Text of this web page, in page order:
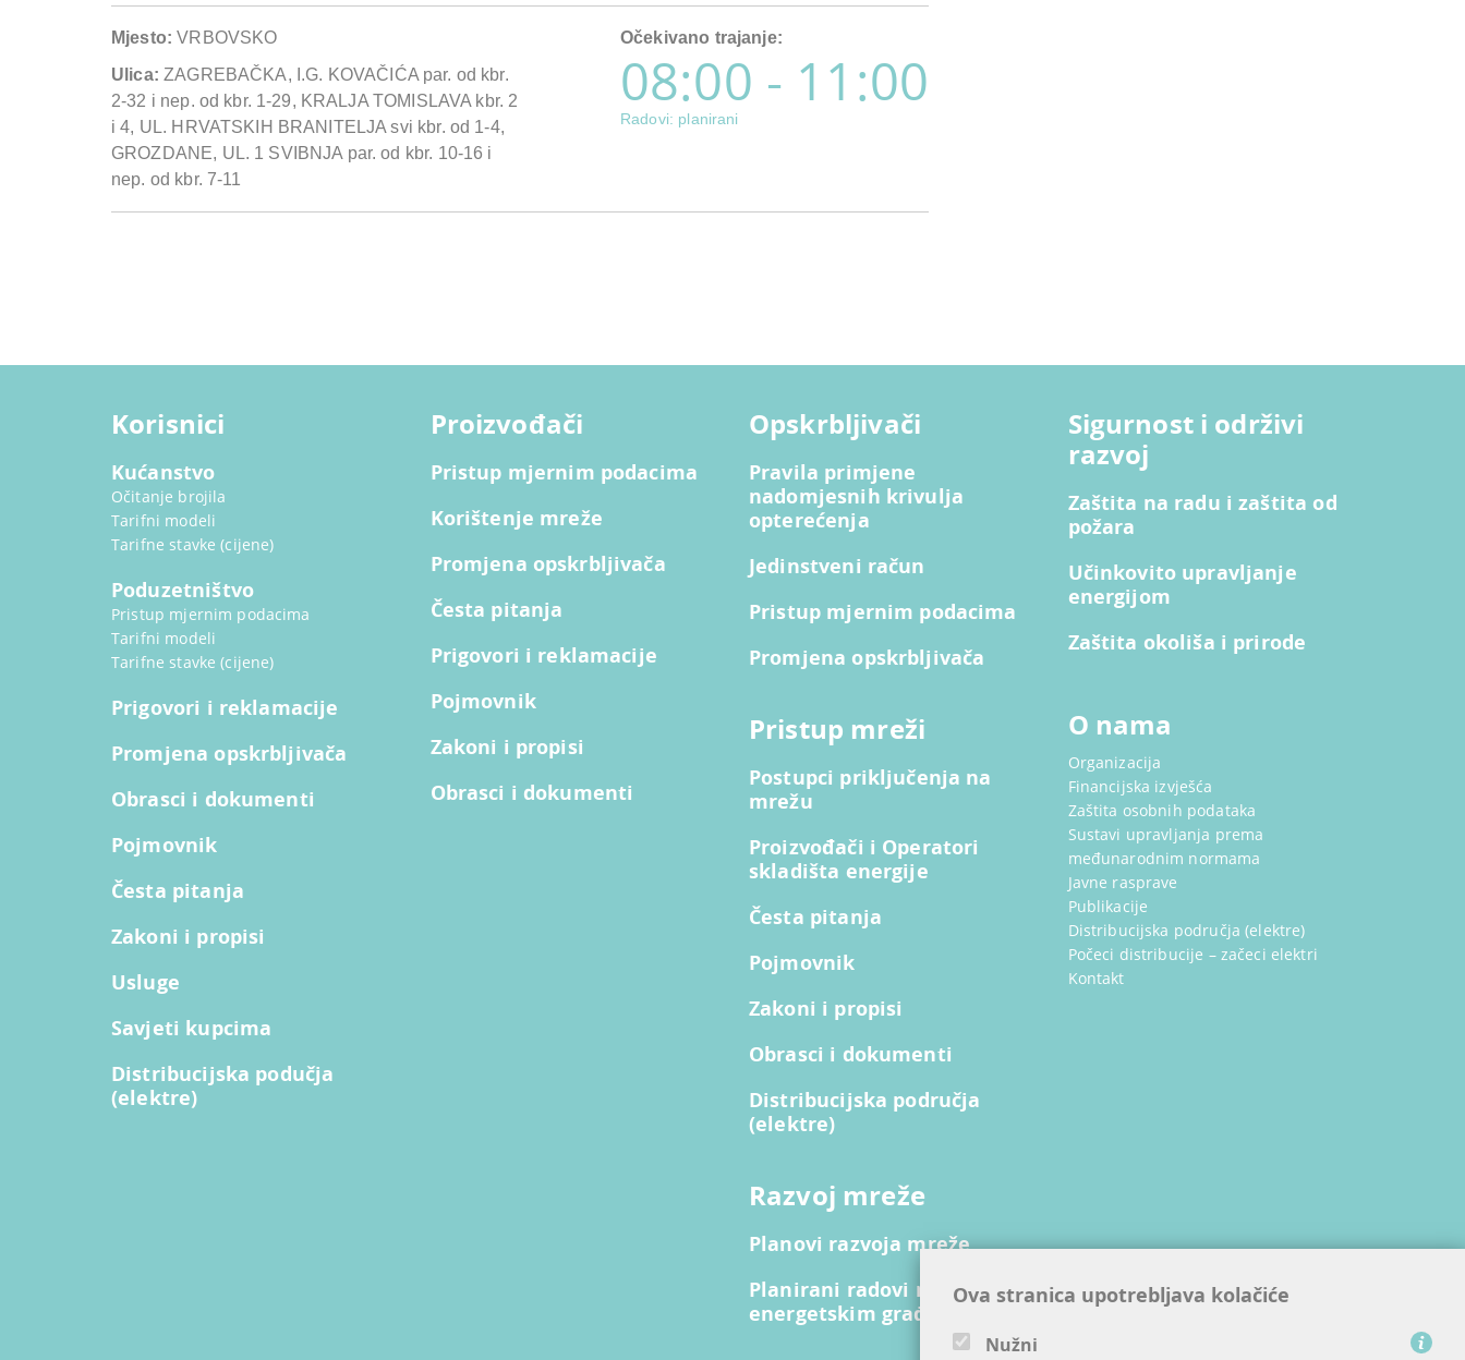
Mjesto: VRBOVSKO
Ulica: ZAGREBAČKA, I.G. KOVAČIĆA par. od kbr.
2-32 i nep. od kbr. 1-29, KRALJA TOMISLAVA kbr. 2
i 4, UL. HRVATSKIH BRANITELJA svi kbr. od 1-4,
GROZDANE, UL. 1 SVIBNJA par. od kbr. 10-16 i
nep. od kbr. 7-11
Očekivano trajanje:
08:00 - 11:00
Radovi: planirani
Korisnici
Kućanstvo
Očitanje brojila
Tarifni modeli
Tarifne stavke (cijene)
Poduzetništvo
Pristup mjernim podacima
Tarifni modeli
Tarifne stavke (cijene)
Prigovori i reklamacije
Promjena opskrbljivača
Obrasci i dokumenti
Pojmovnik
Česta pitanja
Zakoni i propisi
Usluge
Savjeti kupcima
Distribucijska podučja
(elektre)
Proizvođači
Pristup mjernim podacima
Korištenje mreže
Promjena opskrbljivača
Česta pitanja
Prigovori i reklamacije
Pojmovnik
Zakoni i propisi
Obrasci i dokumenti
Opskrbljivači
Pravila primjene
nadomjesnih krivulja
opterećenja
Jedinstveni račun
Pristup mjernim podacima
Promjena opskrbljivača
Pristup mreži
Postupci priključenja na
mrežu
Proizvođači i Operatori
skladišta energije
Česta pitanja
Pojmovnik
Zakoni i propisi
Obrasci i dokumenti
Distribucijska područja
(elektre)
Razvoj mreže
Planovi razvoja mreže
Planirani radovi na linijskim
energetskim građevinama
Sigurnost i održivi
razvoj
Zaštita na radu i zaštita od
požara
Učinkovito upravljanje
energijom
Zaštita okoliša i prirode
O nama
Organizacija
Financijska izvješća
Zaštita osobnih podataka
Sustavi upravljanja prema
međunarodnim normama
Javne rasprave
Publikacije
Distribucijska područja (elektre)
Počeci distribucije – začeci elektri
Kontakt
Ova stranica upotrebljava kolačiće
Nužni